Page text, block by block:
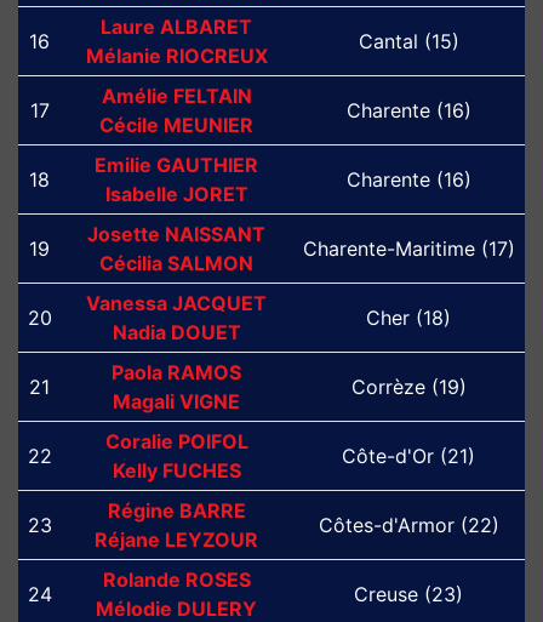
16
Laure ALBARET
Mélanie RIOCREUX
Cantal (15)
17
Amélie FELTAIN
Cécile MEUNIER
Charente (16)
18
Emilie GAUTHIER
Isabelle JORET
Charente (16)
19
Josette NAISSANT
Cécilia SALMON
Charente-Maritime (17)
20
Vanessa JACQUET
Nadia DOUET
Cher (18)
21
Paola RAMOS
Magali VIGNE
Corrèze (19)
22
Coralie POIFOL
Kelly FUCHES
Côte-d'Or (21)
23
Régine BARRE
Réjane LEYZOUR
Côtes-d'Armor (22)
24
Rolande ROSES
Mélodie DULERY
Creuse (23)